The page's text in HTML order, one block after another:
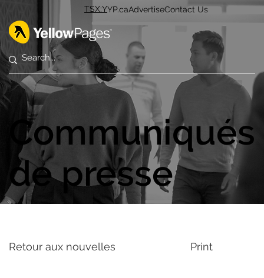
TSX:Y AdvertiseContact Us
YP.ca
Communiqués
de presse
Retour aux nouvelles Print